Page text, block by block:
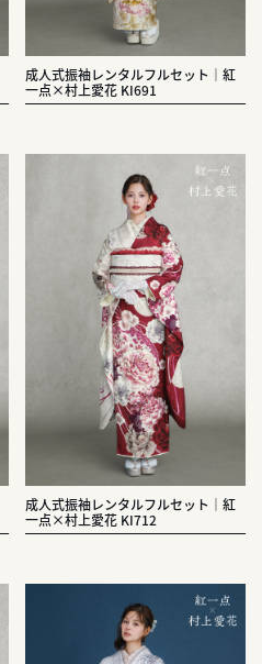
成人式振袖レンタルフルセット｜紅
一点×村上愛花 KI691
成人式振袖レンタルフルセット｜紅
一点×村上愛花 KI712